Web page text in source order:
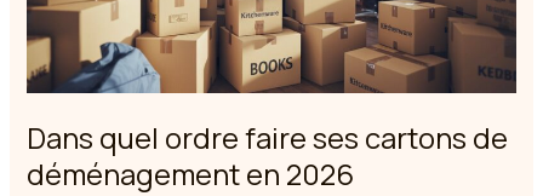
Dans quel ordre faire ses cartons de
déménagement en 2026